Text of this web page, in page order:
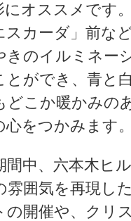
オススメです。
スカーダ」前な
きのイルミネー
とができ、青と
どこか暖かみの
心をつかみます。
間中、六本木ヒ
雰囲気を再現し
の開催や、クリ